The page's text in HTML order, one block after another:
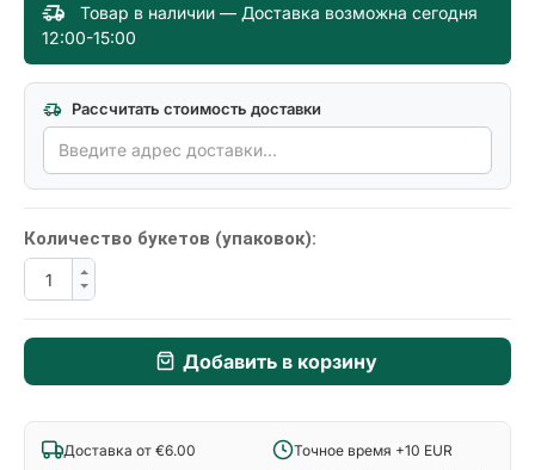
Товар в наличии — Доставка возможна сегодня
12:00-15:00
Рассчитать стоимость доставки
Количество букетов (упаковок):
Добавить в корзину
Доставка от €6.00
Точное время +10 EUR